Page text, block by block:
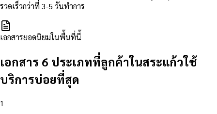
รวดเร็วกว่าที่ 3-5 วันทำการ
เอกสารยอดนิยมในพื้นที่นี้
เอกสาร 6 ประเภทที่ลูกค้าในสระแก้วใช้
บริการบ่อยที่สุด
1